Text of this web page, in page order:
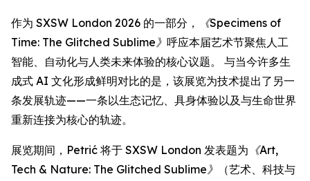
作为 SXSW London 2026 的一部分，
《Specimens of
Time: The Glitched Sublime》 呼应本届艺术节聚焦人工
智能、自动化与人类未来体验的核心议题。 与当今许多生
成式 AI 文化形成鲜明对比的是，该展览为技术提出了另一
条发展轨迹——一条以生态记忆、具身体验以及与生命世界
重新连接为核心的轨迹。
展览期间，Petrić 将于 SXSW London 发表题为 《Art,
Tech & Nature: The Glitched Sublime》
（艺术、科技与